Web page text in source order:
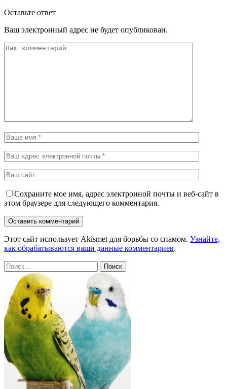
Оставьте ответ
Ваш электронный адрес не будет опубликован.
Сохраните мое имя, адрес электронной почты и веб-сайт в
этом браузере для следующего комментария.
Этот сайт использует Akismet для борьбы со спамом. Узнайте,
как обрабатываются ваши данные комментариев.